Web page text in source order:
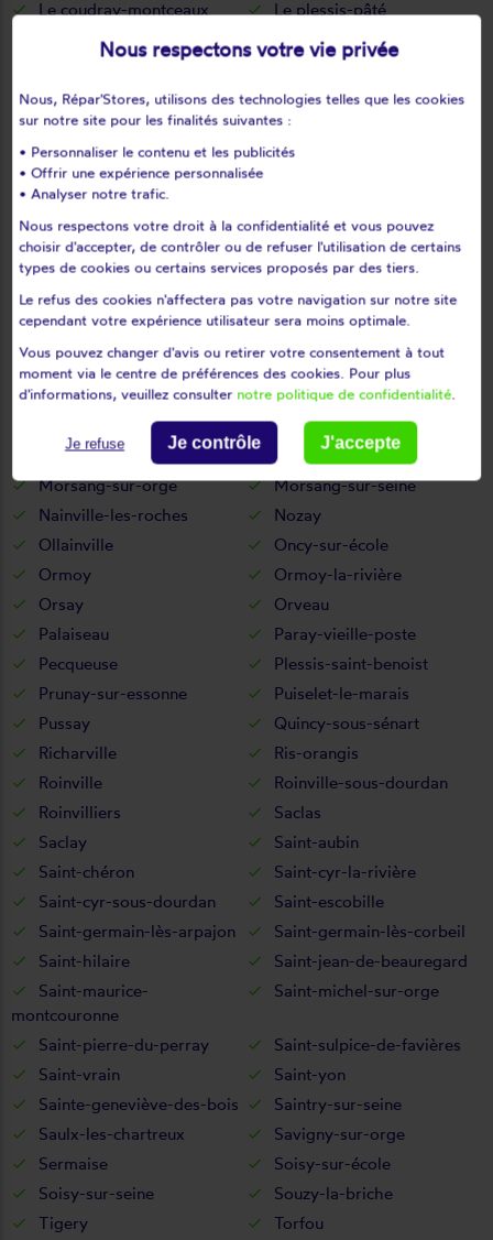
Le coudray-montceaux
Le plessis-pâté
Le val-saint-germain
Les granges-le-roi
Leudeville
Leuville-sur-orge
Limours
Limours en hurepoix
Linas
Lisses
Longjumeau
Marcoussis
Marolles-en-beauce
Marolles-en-hurepoix
Massy
Mauchamps
Mennecy
Méréville
Milly-la-forêt
Moigny-sur-école
Mondeville
Monnerville
Montlhéry
Morangis
Morigny-champigny
Morsang-sur-orge
Morsang-sur-seine
Nainville-les-roches
Nozay
Ollainville
Oncy-sur-école
Ormoy
Ormoy-la-rivière
Orsay
Orveau
Palaiseau
Paray-vieille-poste
Pecqueuse
Plessis-saint-benoist
Prunay-sur-essonne
Puiselet-le-marais
Pussay
Quincy-sous-sénart
Richarville
Ris-orangis
Roinville
Roinville-sous-dourdan
Roinvilliers
Saclas
Saclay
Saint-aubin
Saint-chéron
Saint-cyr-la-rivière
Saint-cyr-sous-dourdan
Saint-escobille
Saint-germain-lès-arpajon
Saint-germain-lès-corbeil
Saint-hilaire
Saint-jean-de-beauregard
Saint-maurice-
montcouronne
Saint-michel-sur-orge
Saint-pierre-du-perray
Saint-sulpice-de-favières
Saint-vrain
Saint-yon
Sainte-geneviève-des-bois
Saintry-sur-seine
Saulx-les-chartreux
Savigny-sur-orge
Sermaise
Soisy-sur-école
Soisy-sur-seine
Souzy-la-briche
Tigery
Torfou
Nous respectons votre vie privée
Nous, Répar'Stores, utilisons des technologies telles que les cookies
sur notre site pour les finalités suivantes :
• Personnaliser le contenu et les publicités
• Offrir une expérience personnalisée
• Analyser notre trafic.
Nous respectons votre droit à la confidentialité et vous pouvez
choisir d'accepter, de contrôler ou de refuser l'utilisation de certains
types de cookies ou certains services proposés par des tiers.
Le refus des cookies n'affectera pas votre navigation sur notre site
cependant votre expérience utilisateur sera moins optimale.
Vous pouvez changer d'avis ou retirer votre consentement à tout
moment via le centre de préférences des cookies. Pour plus
d'informations, veuillez consulter notre politique de confidentialité.
Je refuse Je contrôle J'accepte